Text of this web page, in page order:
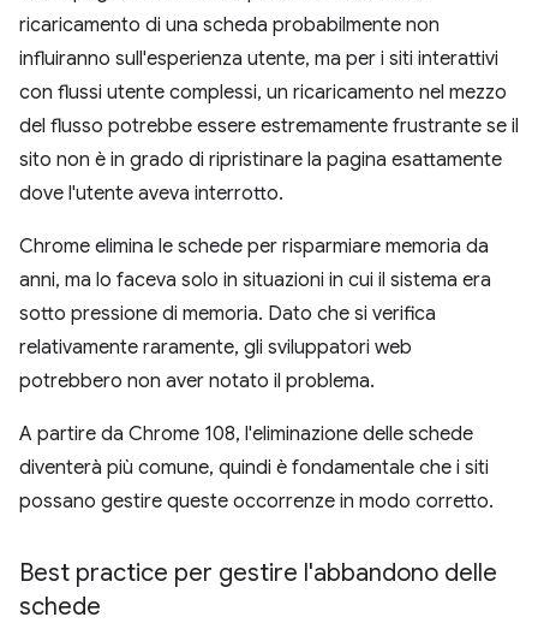
ricaricamento di una scheda probabilmente non
influiranno sull'esperienza utente, ma per i siti interattivi
con flussi utente complessi, un ricaricamento nel mezzo
del flusso potrebbe essere estremamente frustrante se il
sito non è in grado di ripristinare la pagina esattamente
dove l'utente aveva interrotto.
Chrome elimina le schede per risparmiare memoria da
anni, ma lo faceva solo in situazioni in cui il sistema era
sotto pressione di memoria. Dato che si verifica
relativamente raramente, gli sviluppatori web
potrebbero non aver notato il problema.
A partire da Chrome 108, l'eliminazione delle schede
diventerà più comune, quindi è fondamentale che i siti
possano gestire queste occorrenze in modo corretto.
Best practice per gestire l'abbandono delle
schede